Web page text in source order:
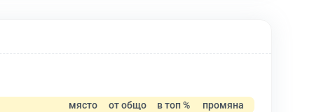
място от общо в топ %
промяна